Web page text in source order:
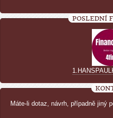
POSLEDNÍ
Máte-li dotaz, návrh, případně jiný